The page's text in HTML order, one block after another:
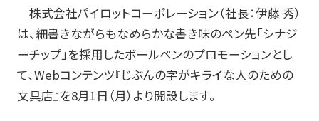
企業情報TOP
会社情報
IR情報
株式会社パイロットコーポレーション（社長：伊藤 秀）
は、細書きながらもなめらかな書き味のペン先「シナジ
ーチップ」を採用したボールペンのプロモーションとし
て、Webコンテンツ『じぶんの字がキライな人のための
文具店』を8月1日（月）より開設します。